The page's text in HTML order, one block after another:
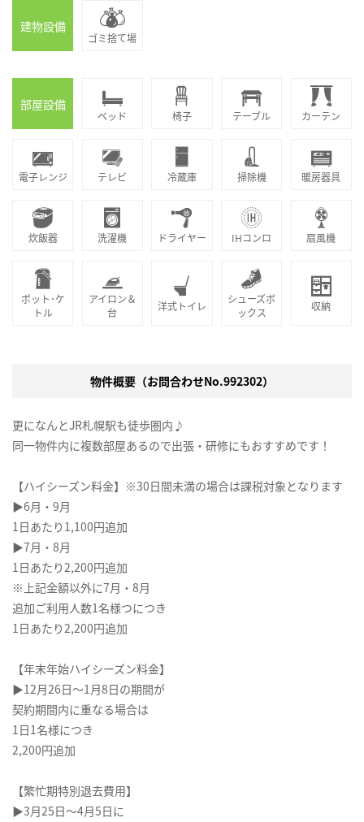
建物設備
ゴミ捨て場
部屋設備
ベッド 椅子 テーブル カーテン
電子レンジ テレビ 冷蔵庫 掃除機 暖房器具
炊飯器 洗濯機 ドライヤー IHコンロ 扇風機
ポット･ケ
トル
アイロン＆
台
洋式トイレ
シューズボ
ックス
収納
物件概要（お問合わせNo.992302）
更になんとJR札幌駅も徒歩圏内♪
同一物件内に複数部屋あるので出張・研修にもおすすめです！
【ハイシーズン料金】※30日間未満の場合は課税対象となります
▶6月・9月
1日あたり1,100円追加
▶7月・8月
1日あたり2,200円追加
※上記金額以外に7月・8月
追加ご利用人数1名様つにつき
1日あたり2,200円追加
【年末年始ハイシーズン料金】
▶12月26日～1月8日の期間が
契約期間内に重なる場合は
1日1名様につき
2,200円追加
【繁忙期特別退去費用】
▶3月25日～4月5日に